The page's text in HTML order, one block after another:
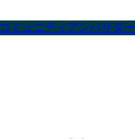
コミュニティアンバサダー